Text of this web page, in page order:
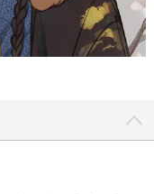
者，您會不會建議他
又該怎麼進行呢？ 每
，他讓我們學會「未
讀者可以透過心理測
如果你是他，是不
是很相似？當你找